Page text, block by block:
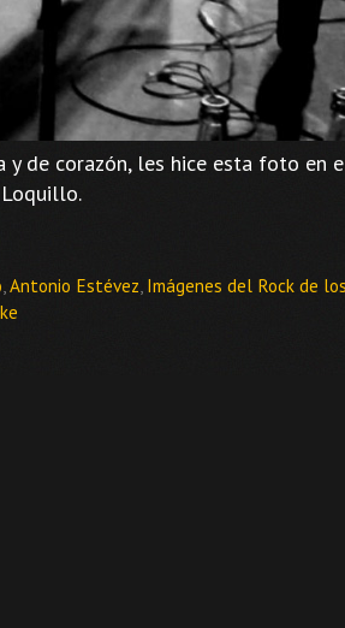
y de corazón, les hice esta foto en
,Antonio Estévez, Imágenes del Rock de